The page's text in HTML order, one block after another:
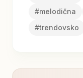
#melodična
#trendovsko